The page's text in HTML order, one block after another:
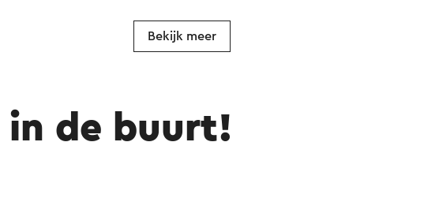
Bekijk meer
in de buurt!